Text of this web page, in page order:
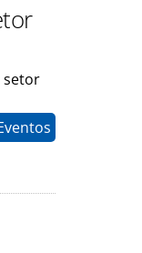
setor